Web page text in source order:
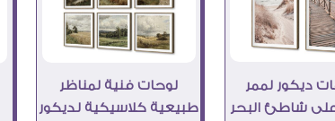
ديكور لممر
شاطئ البحر
لوحات فنية لمناظر
طبيعية كلاسيكية لديكور